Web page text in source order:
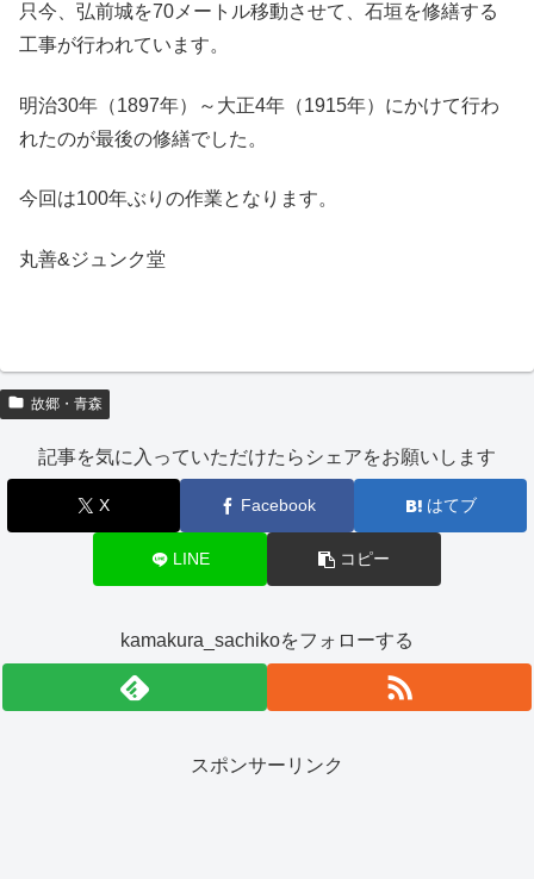
只今、弘前城を70メートル移動させて、石垣を修繕する
工事が行われています。
明治30年（1897年）～大正4年（1915年）にかけて行わ
れたのが最後の修繕でした。
今回は100年ぶりの作業となります。
丸善&ジュンク堂
故郷・青森
記事を気に入っていただけたらシェアをお願いします
X Facebook はてブ
LINE コピー
kamakura_sachikoをフォローする
スポンサーリンク